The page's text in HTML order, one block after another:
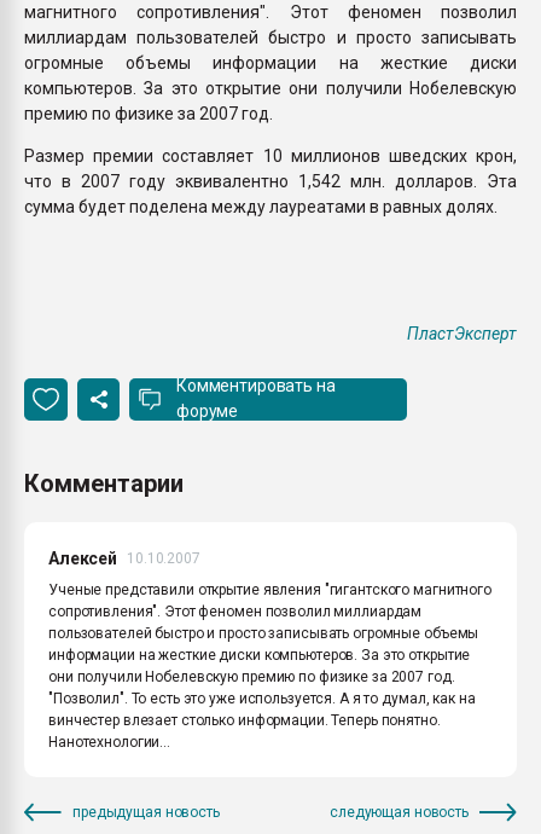
магнитного сопротивления". Этот феномен позволил
миллиардам пользователей быстро и просто записывать
огромные объемы информации на жесткие диски
компьютеров. За это открытие они получили Нобелевскую
премию по физике за 2007 год.
Размер премии составляет 10 миллионов шведских крон,
что в 2007 году эквивалентно 1,542 млн. долларов. Эта
сумма будет поделена между лауреатами в равных долях.
ПластЭксперт
Комментировать на
форуме
Комментарии
Алексей
10.10.2007
Ученые представили открытие явления "гигантского магнитного
сопротивления". Этот феномен позволил миллиардам
пользователей быстро и просто записывать огромные объемы
информации на жесткие диски компьютеров. За это открытие
они получили Нобелевскую премию по физике за 2007 год.
"Позволил". То есть это уже используется. А я то думал, как на
винчестер влезает столько информации. Теперь понятно.
Нанотехнологии...
предыдущая новость следующая новость